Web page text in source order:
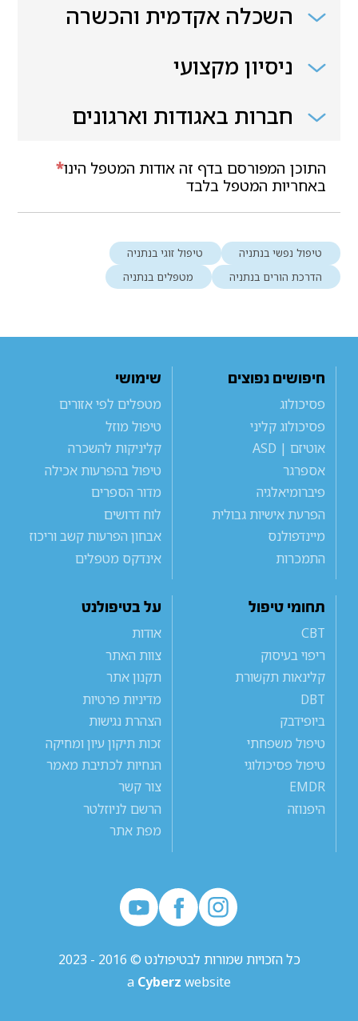
השכלה אקדמית והכשרה
ניסיון מקצועי
חברות באגודות וארגונים
*התוכן המפורסם בדף זה אודות המטפל הינו
באחריות המטפל בלבד
טיפול נפשי בנתניה
טיפול זוגי בנתניה
הדרכת הורים בנתניה
מטפלים בנתניה
חיפושים נפוצים
פסיכולוג
פסיכולוג קליני
אוטיזם | ASD
אספרגר
פיברומיאלגיה
הפרעת אישיות גבולית
מיינדפולנס
התמכרות
שימושי
מטפלים לפי אזורים
טיפול מוזל
קליניקות להשכרה
טיפול בהפרעות אכילה
מדור הספרים
לוח דרושים
אבחון הפרעות קשב וריכוז
אינדקס מטפלים
תחומי טיפול
CBT
ריפוי בעיסוק
קלינאות תקשורת
DBT
ביופידבק
טיפול משפחתי
טיפול פסיכולוגי
EMDR
היפנוזה
על בטיפולנט
אודות
צוות האתר
תקנון אתר
מדיניות פרטיות
הצהרת נגישות
זכות תיקון עיון ומחיקה
הנחיות לכתיבת מאמר
צור קשר
הרשם לניוזלטר
מפת אתר
כל הזכויות שמורות לבטיפולנט © 2016 - 2023
a Cyberz website